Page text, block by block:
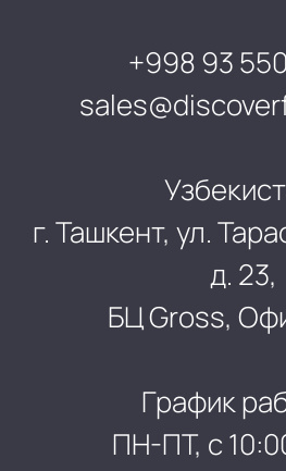
+998 93
г. Ташкент, ул.
д. 23,
БЦ Gross,
График
ПН-ПТ, с